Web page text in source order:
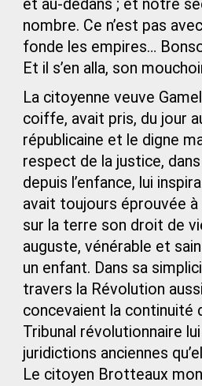
et au-dedans ; et notre
nombre. Ce n’est pas
fonde les empires…
Et il s’en alla, son
La citoyenne veuve
coiffe, avait pris, du jour
républicaine et le digne
respect de la justice,
depuis l’enfance, lui
avait toujours éprouvée
sur la terre son droit de
auguste, vénérable et
un enfant. Dans sa
travers la Révolution
concevaient la continuité
Tribunal révolutionnaire
juridictions anciennes
Le citoyen Brotteaux